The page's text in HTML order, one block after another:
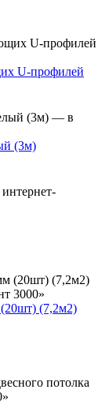
U-профилей
(3м)
(7,2м2)